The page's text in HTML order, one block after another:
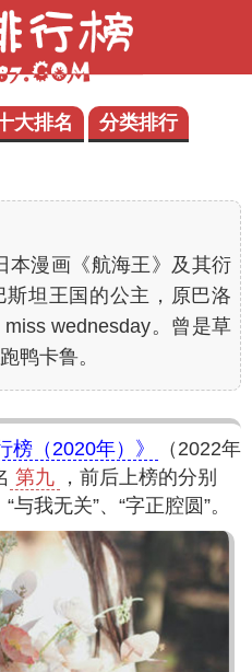
大排名 分类排行
本漫画《航海王》及其衍
坦王国的公主，原巴洛
wednesday。曾是草
鸭卡鲁。
榜（2020年）》
（2022年
第九
，前后上榜的分别
与我无关”、“字正腔圆”。